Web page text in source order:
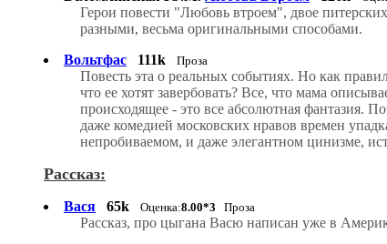
Герои повести "Любовь втроем", двое
разными, весьма оригинальными способами.
Вольтфас
111k Проза
Повесть эта о реальных событиях. Но как
что ее хотят завербовать? Все, что мама
происходящее - это все абсолютная фантазия.
даже комедией московских нравов времен
непробиваемом, и даже элегантном цинизме,
Рассказ:
Вася 65k Оценка:8.00*3 Проза
Рассказ, про цыгана Васю написан уже в